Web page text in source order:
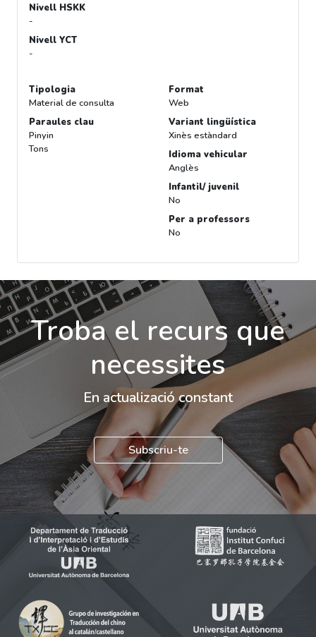
Nivell HSKK
-
Nivell YCT
-
Tipologia
Material de consulta
Paraules clau
Pinyin
Tons
Format
Web
Variant lingüística
Xinès estàndard
Idioma vehicular
Anglès
Infantil/ juvenil
No
Per a professors
No
Troba el recurs que
necessites
En actualizació constant
Subscriu-te